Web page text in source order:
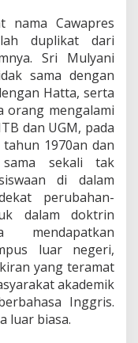
nama Cawapres
duplikat dari
Sri Mulyani
sama dengan
Hatta, serta
orang mengalami
dan UGM, pada
1970an dan
sekali tak
di dalam
perubahan-
dalam doktrin
mendapatkan
luar negeri,
yang teramat
akademik
Inggris.
luar biasa.